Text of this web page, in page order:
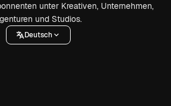
unter Kreativen, Unternehmen,
und Studios.
Deutsch